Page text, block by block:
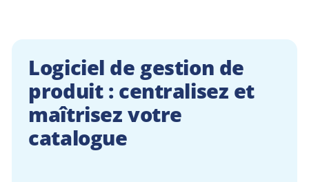
Logiciel de gestion de
produit : centralisez et
maîtrisez votre
catalogue